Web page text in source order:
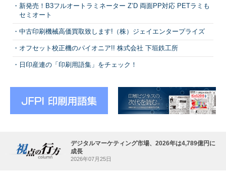
新発売！B3フルオートラミネーター Z’D 両面PP対応 PETラミも
セミオート
中古印刷機械高価買取致します!（株）ジェイエンタープライズ
オフセット校正機のパイオニア!! 株式会社 下垣鉄工所
日印産連の「印刷用語集」をチェック！
デジタルマーケティング市場、2026年は4,789億円に
成長
2026年07月25日